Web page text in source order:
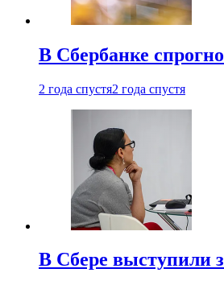
В Сбербанке
2 года спустя2 года спустя
В Сбере выступили